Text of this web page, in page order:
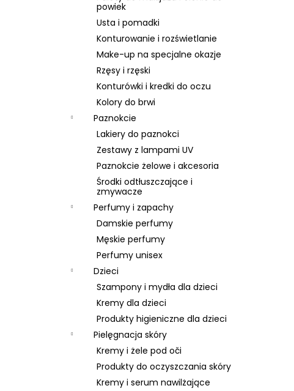
powiek
Usta i pomadki
Konturowanie i rozświetlanie
Make-up na specjalne okazje
Rzęsy i rzęski
Konturówki i kredki do oczu
Kolory do brwi
Paznokcie
Lakiery do paznokci
Zestawy z lampami UV
Paznokcie żelowe i akcesoria
Środki odtłuszczające i
zmywacze
Perfumy i zapachy
Damskie perfumy
Męskie perfumy
Perfumy unisex
Dzieci
Szampony i mydła dla dzieci
Kremy dla dzieci
Produkty higieniczne dla dzieci
Pielęgnacja skóry
Kremy i żele pod oči
Produkty do oczyszczania skóry
Kremy i serum nawilżające
SKIN79 SUPER PLUS BEBLESH BALM GOLD
SPF 30, 40 ML, EXP 08/26
Pierwotnie:66 zł